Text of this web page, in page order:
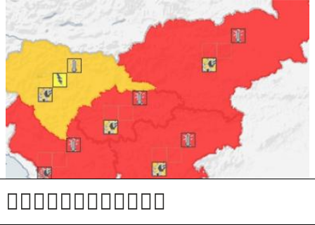
Arso razglasil najvišjo stopnjo ogroženosti: vročina